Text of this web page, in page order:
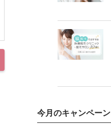
今月のキャンペーン